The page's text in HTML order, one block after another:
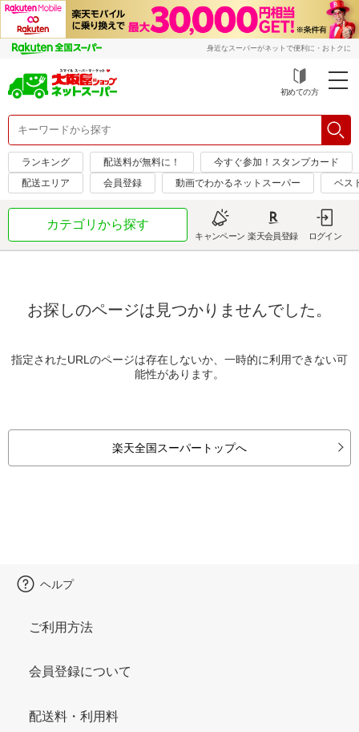
身近なスーパーがネットで便利に・おトクに
初めての方
ランキング 配送料が無料に！
今すぐ参加！スタンプカード
配送エリア
会員登録 動画でわかるネットスーパー ベス
カテゴリから探す
キャンペーン 楽天会員登録 ログイン
お探しのページは見つかりませんでした。
指定されたURLのページは存在しないか、一時的に利用できない可
能性があります。
楽天全国スーパートップへ
ヘルプ
ご利用方法
会員登録について
配送料・利用料